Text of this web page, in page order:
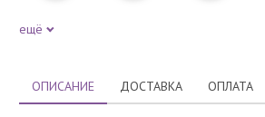
ещё
ОПИСАНИЕ ДОСТАВКА ОПЛАТА